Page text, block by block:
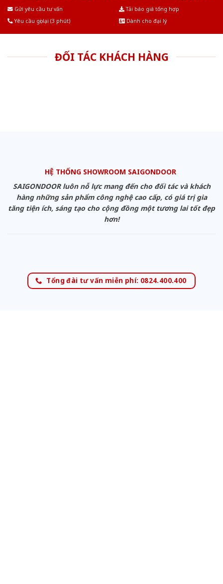
Gửi yêu cầu tư vấn
Tải báo giá tổng hợp
Yêu cầu gọi lại (3 phút)
Dành cho đại lý
ĐỐI TÁC KHÁCH HÀNG
HỆ THỐNG SHOWROOM SAIGONDOOR
SAIGONDOOR luôn nỗ lực mang đến cho đối tác và khách
hàng những sản phẩm công nghệ cao cấp, có giá trị gia
tăng tiện ích, sáng tạo cho cộng đồng một tương lai tốt đẹp
hơn!
Tổng đài tư vấn miễn phí: 0824.400.400